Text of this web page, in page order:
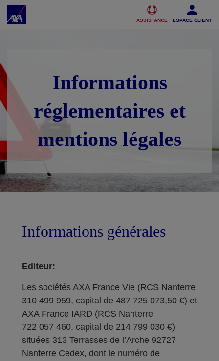
Accéder au Contenu Accéder au Pied de page
ASSISTANCE ESPACE CLIENT
Informations
réglementaires et
mentions légales
Informations générales
Editeur:
Les sociétés AXA France Vie (RCS Nanterre
310 499 959, capital de 487 725 073,50 €) et
AXA France IARD (RCS Nanterre
722 057 460, capital de 214 799 030 €)
situées 313 Terrasses de l’Arche 92727
Nanterre Cedex, dont le numéro de